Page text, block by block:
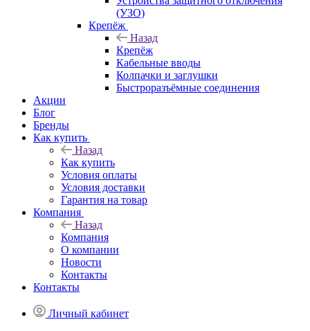
(УЗО)
Крепёж
Назад
Крепёж
Кабельные вводы
Колпачки и заглушки
Быстроразъёмные соединения
Акции
Блог
Бренды
Как купить
Назад
Как купить
Условия оплаты
Условия доставки
Гарантия на товар
Компания
Назад
Компания
О компании
Новости
Контакты
Контакты
Личный кабинет